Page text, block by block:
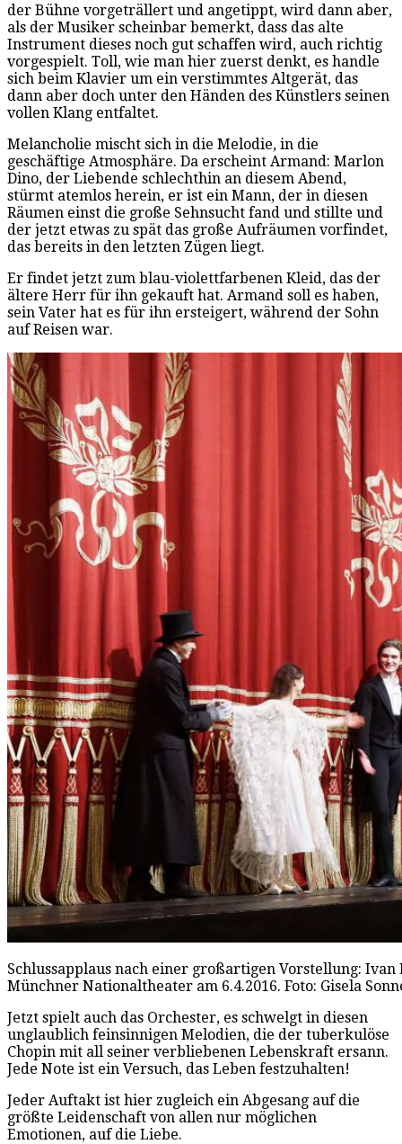
der Bühne vorgeträllert und angetippt, wird dann aber,
als der Musiker scheinbar bemerkt, dass das alte
Instrument dieses noch gut schaffen wird, auch richtig
vorgespielt. Toll, wie man hier zuerst denkt, es handle
sich beim Klavier um ein verstimmtes Altgerät, das
dann aber doch unter den Händen des Künstlers seinen
vollen Klang entfaltet.
Melancholie mischt sich in die Melodie, in die
geschäftige Atmosphäre. Da erscheint Armand: Marlon
Dino, der Liebende schlechthin an diesem Abend,
stürmt atemlos herein, er ist ein Mann, der in diesen
Räumen einst die große Sehnsucht fand und stillte und
der jetzt etwas zu spät das große Aufräumen vorfindet,
das bereits in den letzten Zügen liegt.
Er findet jetzt zum blau-violettfarbenen Kleid, das der
ältere Herr für ihn gekauft hat. Armand soll es haben,
sein Vater hat es für ihn ersteigert, während der Sohn
auf Reisen war.
Schlussapplaus nach einer großartigen Vorstellung:
Münchner Nationaltheater am 6.4.2016. Foto: Gisela
Jetzt spielt auch das Orchester, es schwelgt in diesen
unglaublich feinsinnigen Melodien, die der tuberkulöse
Chopin mit all seiner verbliebenen Lebenskraft ersann.
Jede Note ist ein Versuch, das Leben festzuhalten!
Jeder Auftakt ist hier zugleich ein Abgesang auf die
größte Leidenschaft von allen nur möglichen
Emotionen, auf die Liebe.